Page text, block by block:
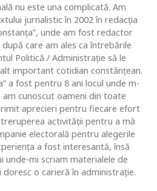
nu este una complicată. Am
jurnalistic în 2002 în redacția
unde am fost redactor
care am ales ca întrebările
Politică / Administrație să le
important cotidian constănțean.
a fost pentru 8 ani locul unde m-
cunoscut oameni din toate
aprecieri pentru fiecare efort
activității pentru a mă
electorală pentru alegerile
a fost interesantă, însă
mi scriam materialele de
o carieră în administrație.